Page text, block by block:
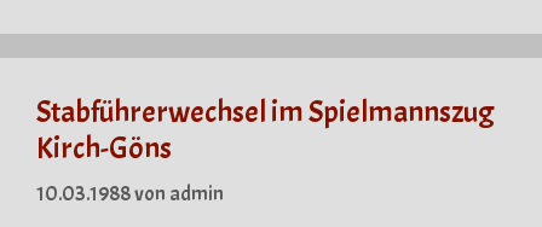
Stabführerwechsel im Spielmannszug
Kirch-Göns
10.03.1988von admin